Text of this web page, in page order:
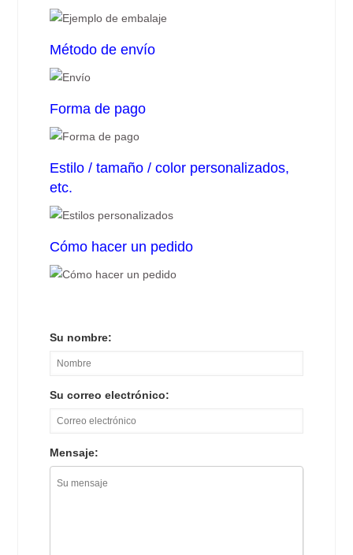
Método de envío
Forma de pago
Estilo / tamaño / color personalizados,
etc.
Cómo hacer un pedido
Su nombre:
Su correo electrónico:
Mensaje: